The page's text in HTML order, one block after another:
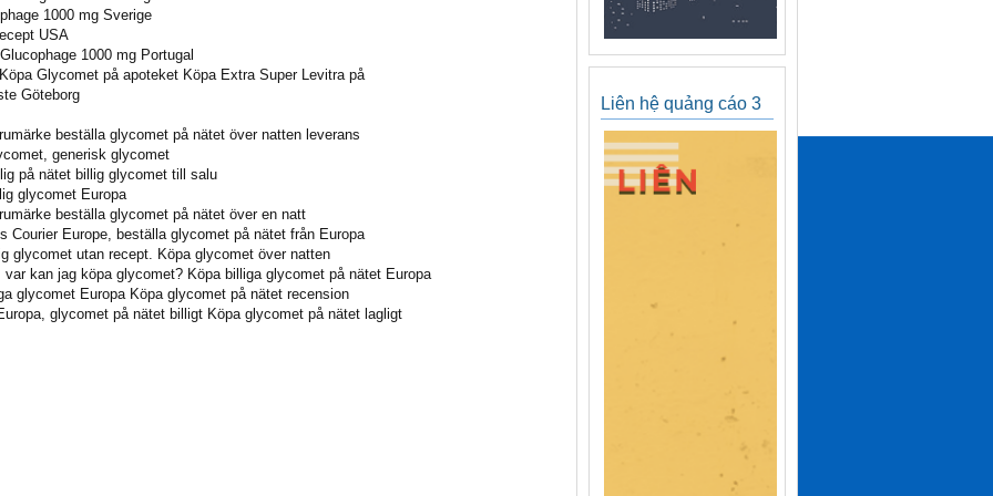
1000 mg Sverige
USA
1000 mg Portugal
Glycomet på apoteket Köpa Extra Super Levitra på
Göteborg
beställa glycomet på nätet över natten leverans
generisk glycomet
på nätet billig glycomet till salu
glycomet Europa
beställa glycomet på nätet över en natt
Courier Europe, beställa glycomet på nätet från Europa
glycomet utan recept. Köpa glycomet över natten
kan jag köpa glycomet? Köpa billiga glycomet på nätet Europa
glycomet Europa Köpa glycomet på nätet recension
glycomet på nätet billigt Köpa glycomet på nätet lagligt
Liên hệ quảng cáo 3